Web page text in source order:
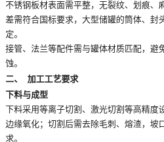
不锈钢板材表面需平整，无裂纹、划痕、
差需符合国标要求，大型储罐的筒体、封
定。
接管、法兰等配件需与罐体材质匹配，避
蚀。
二、 加工工艺要求
下料与成型
下料采用等离子切割、激光切割等高精度
边缘氧化；切割后需去除毛刺、熔渣，坡
求。